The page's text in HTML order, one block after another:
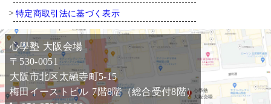
特定商取引法に基づく表示
心學塾 大阪会場
〒530-0051
大阪市北区太融寺町5-15
梅田イーストビル 7階8階（総合受付8階）